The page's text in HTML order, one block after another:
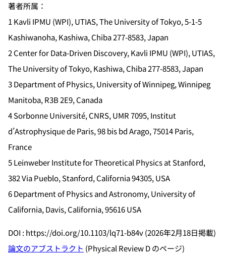
著者所属：
1 Kavli IPMU (WPI), UTIAS, The University of Tokyo, 5-1-5
Kashiwanoha, Kashiwa, Chiba 277-8583, Japan
2 Center for Data-Driven Discovery, Kavli IPMU (WPI), UTIAS,
The University of Tokyo, Kashiwa, Chiba 277-8583, Japan
3 Department of Physics, University of Winnipeg, Winnipeg
Manitoba, R3B 2E9, Canada
4 Sorbonne Université, CNRS, UMR 7095, Institut
d’Astrophysique de Paris, 98 bis bd Arago, 75014 Paris,
France
5 Leinweber Institute for Theoretical Physics at Stanford,
382 Via Pueblo, Stanford, California 94305, USA
6 Department of Physics and Astronomy, University of
California, Davis, California, 95616 USA
DOI : https://doi.org/10.1103/lq71-b84v (2026年2月18日掲載)
論文のアブストラクト (Physical Review D のページ)